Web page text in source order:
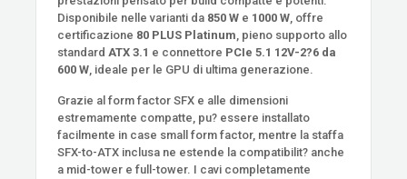
Disponibile nelle varianti da 850 W e 1000 W , offre
certificazione 80 PLUS Platinum , pieno supporto allo
standard ATX 3.1 e connettore PCIe 5.1 12V-2?6 da
600 W , ideale per le GPU di ultima generazione.
Grazie al form factor SFX e alle dimensioni
estremamente compatte, pu? essere installato
facilmente in case small form factor, mentre la staffa
SFX-to-ATX inclusa ne estende la compatibilit? anche
a mid-tower e full-tower. I cavi completamente